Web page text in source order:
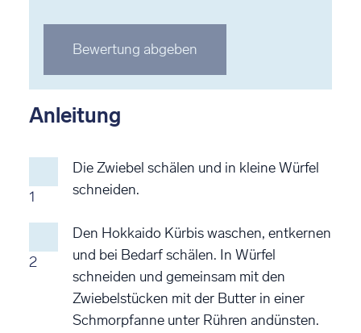
Stern
bewerten
Stern
bewerten
Stern
bewerten
Stern
bewerten
Stern
bewerten
Bewertung abgeben
Anleitung
1
Die Zwiebel schälen und in kleine Würfel
schneiden.
2
Den Hokkaido Kürbis waschen, entkernen
und bei Bedarf schälen. In Würfel
schneiden und gemeinsam mit den
Zwiebelstücken mit der Butter in einer
Schmorpfanne unter Rühren andünsten.